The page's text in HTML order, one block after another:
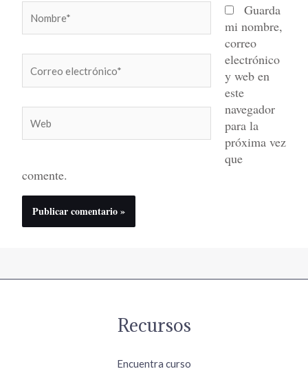
electrónico*
Guarda
mi nombre,
correo
electrónico
y web en
este
navegador
para la
próxima vez
que
comente.
Recursos
Encuentra curso